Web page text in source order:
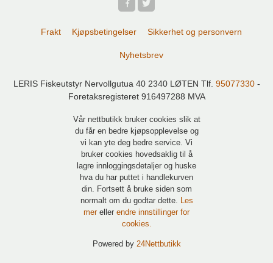
Frakt Kjøpsbetingelser Sikkerhet og personvern
Nyhetsbrev
LERIS Fiskeutstyr Nervollgutua 40 2340 LØTEN Tlf. 95077330-
Foretaksregisteret 916497288 MVA
Vår nettbutikk bruker cookies slik at
du får en bedre kjøpsopplevelse og
vi kan yte deg bedre service. Vi
bruker cookies hovedsaklig til å
lagre innloggingsdetaljer og huske
hva du har puttet i handlekurven
din. Fortsett å bruke siden som
normalt om du godtar dette. Les
mer eller endre innstillinger for
cookies.
Powered by 24Nettbutikk